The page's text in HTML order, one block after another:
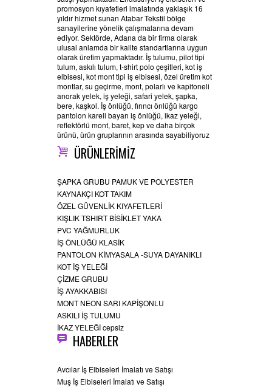
promosyon kıyafetleri imalatında yaklaşık 16
yıldır hizmet sunan Atabar Tekstil bölge
sanayilerine yönelik çalışmalarına devam
ediyor. Sektörde, Adana da bir firma olarak
ulusal anlamda bir kalite standartlarına uygun
olarak üretim yapmaktadır. İş tulumu, pilot tipi
tulum, askılı tulum, t-shirt polo çeşitleri, kot iş
elbisesi, kot mont tipi iş elbisesi, özel üretim kot
montlar, su geçirme, mont, polarlı ve kapitoneli
anorak yelek, iş yeleği, safari yelek, şapka,
bere, kaşkol. İş önlüğü, fırıncı önlüğü kargo
pantolon kareli bayan iş önlüğü, ikaz yeleği,
reflektörlü mont, baret, kep ve daha birçok
ürünü, ürün gruplarının arasında sayabiliyoruz
ÜRÜNLERİMİZ
ŞAPKA GRUBU PAMUK VE POLYESTER
KAYNAKÇI KOT TAKIM
ÖZEL GÜVENLİK KIYAFETLERİ
KIŞLIK TSHIRT BİSİKLET YAKA
PVC YAĞMURLUK
İŞ ÖNLÜĞÜ KLASİK
PANTOLON KİMYASALA -SUYA DAYANIKLI
KOT İŞ YELEĞİ
ÇİZME GRUBU
İŞ AYAKKABISI
MONT NEON SARI KAPİŞONLU
ASKILI İŞ TULUMU
İKAZ YELEĞİ cepsiz
HABERLER
Avcılar İş Elbiseleri İmalatı ve Satışı
Muş İş Elbiseleri İmalatı ve Satışı